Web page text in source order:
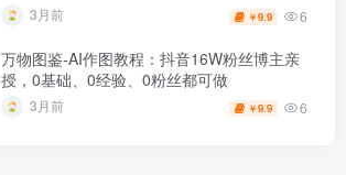
3月前 ￥9.9 6
万物图鉴-AI作图教程：抖音16W粉丝博主亲
授，0基础、0经验、0粉丝都可做
3月前 ￥9.9 6